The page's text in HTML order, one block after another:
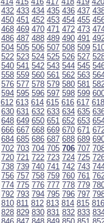
432 433 434 435 436 437
450 451 452 453 454 455
468 469 470 471 472 473
486 487 488 489 490 491
504 505 506 507 508 509
522 523 524 525 526 527
540 541 542 543 544 545
558 559 560 561 562 563
576 577 578 579 580 581
594 595 596 597 598 599
612 613 614 615 616 617 618
630 631 632 633 634 635
648 649 650 651 652 653
666 667 668 669 670 671
684 685 686 687 688 689
702 703 704 705 706 707
720 721 722 723 724 725
738 739 740 741 742 743
756 757 758 759 760 761
774 775 776 777 778 779
792 793 794 795 796 797
810 811 812 813 814 815 816
828 829 830 831 832 833